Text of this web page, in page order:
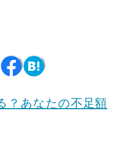
？あなたの不足額